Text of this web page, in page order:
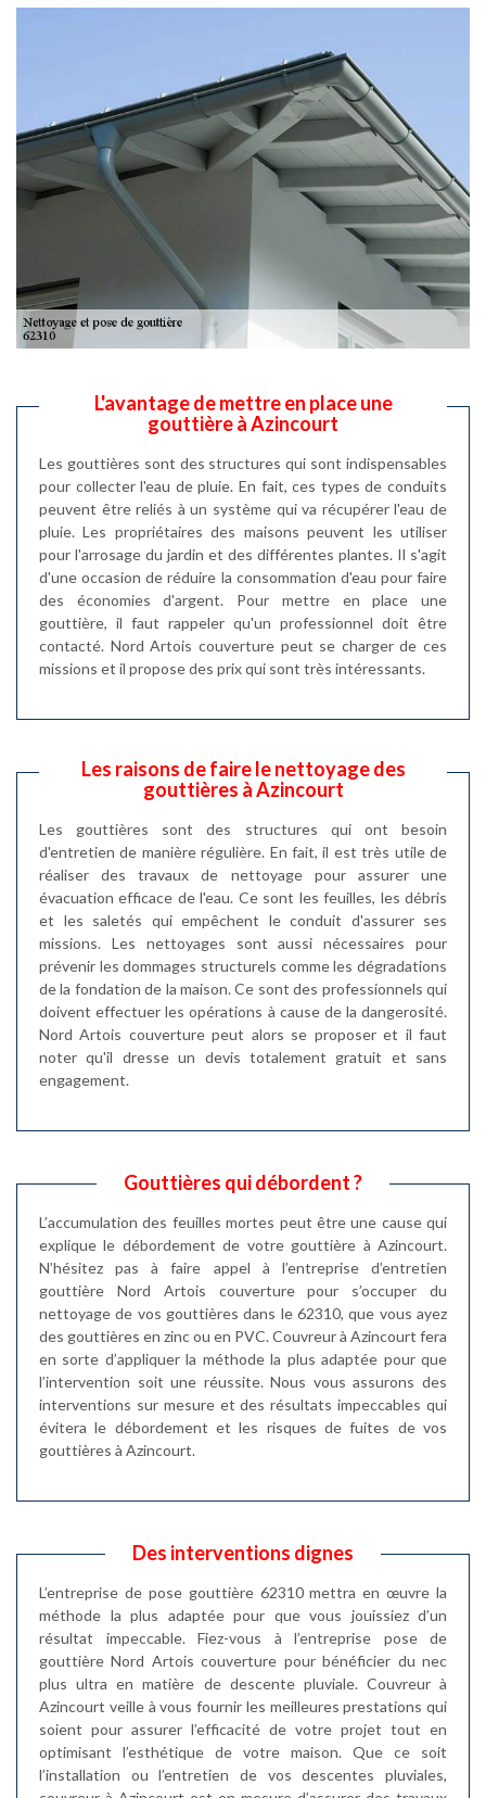
L'avantage de mettre en place une
gouttière à Azincourt
Les gouttières sont des structures qui sont indispensables
pour collecter l'eau de pluie. En fait, ces types de conduits
peuvent être reliés à un système qui va récupérer l'eau de
pluie. Les propriétaires des maisons peuvent les utiliser
pour l'arrosage du jardin et des différentes plantes. Il s'agit
d'une occasion de réduire la consommation d'eau pour faire
des économies d'argent. Pour mettre en place une
gouttière, il faut rappeler qu'un professionnel doit être
contacté. Nord Artois couverture peut se charger de ces
missions et il propose des prix qui sont très intéressants.
Les raisons de faire le nettoyage des
gouttières à Azincourt
Les gouttières sont des structures qui ont besoin
d'entretien de manière régulière. En fait, il est très utile de
réaliser des travaux de nettoyage pour assurer une
évacuation efficace de l'eau. Ce sont les feuilles, les débris
et les saletés qui empêchent le conduit d'assurer ses
missions. Les nettoyages sont aussi nécessaires pour
prévenir les dommages structurels comme les dégradations
de la fondation de la maison. Ce sont des professionnels qui
doivent effectuer les opérations à cause de la dangerosité.
Nord Artois couverture peut alors se proposer et il faut
noter qu'il dresse un devis totalement gratuit et sans
engagement.
Gouttières qui débordent ?
L’accumulation des feuilles mortes peut être une cause qui
explique le débordement de votre gouttière à Azincourt.
N’hésitez pas à faire appel à l’entreprise d’entretien
gouttière Nord Artois couverture pour s’occuper du
nettoyage de vos gouttières dans le 62310, que vous ayez
des gouttières en zinc ou en PVC. Couvreur à Azincourt fera
en sorte d’appliquer la méthode la plus adaptée pour que
l’intervention soit une réussite. Nous vous assurons des
interventions sur mesure et des résultats impeccables qui
évitera le débordement et les risques de fuites de vos
gouttières à Azincourt.
Des interventions dignes
L’entreprise de pose gouttière 62310 mettra en œuvre la
méthode la plus adaptée pour que vous jouissiez d’un
résultat impeccable. Fiez-vous à l’entreprise pose de
gouttière Nord Artois couverture pour bénéficier du nec
plus ultra en matière de descente pluviale. Couvreur à
Azincourt veille à vous fournir les meilleures prestations qui
soient pour assurer l’efficacité de votre projet tout en
optimisant l’esthétique de votre maison. Que ce soit
l’installation ou l’entretien de vos descentes pluviales,